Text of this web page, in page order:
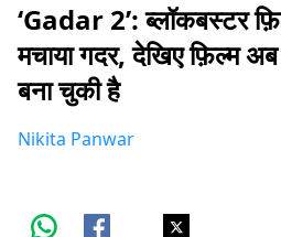
‘Gadar 2’: ब्लॉकबस्टर
मचाया गदर, देखिए फ़िल्म
बना चुकी है
Nikita Panwar